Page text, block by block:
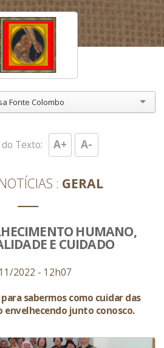
Fonte Colombo
GERAL
Texto: A+ A-
HUMANO,
E CUIDADO
2022 - 12h07
sabermos como cuidar das
envelhecendo junto conosco.